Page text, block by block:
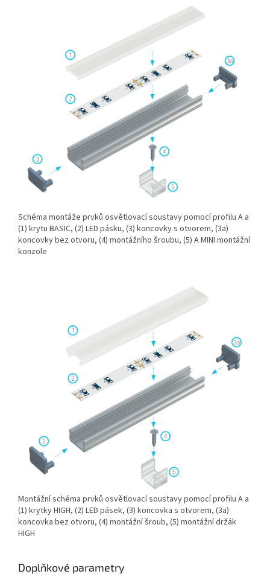
Schéma montáže prvků osvětlovací soustavy pomocí profilu A a
(1) krytu BASIC, (2) LED pásku, (3) koncovky s otvorem, (3a)
koncovky bez otvoru, (4) montážního šroubu, (5) A MINI montážní
konzole
Montážní schéma prvků osvětlovací soustavy pomocí profilu A a
(1) krytky HIGH, (2) LED pásek, (3) koncovka s otvorem, (3a)
koncovka bez otvoru, (4) montážní šroub, (5) montážní držák
HIGH
Doplňkové parametry